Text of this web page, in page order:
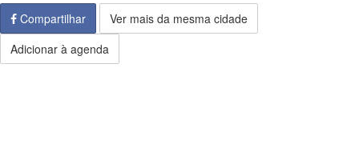
Compartilhar
Ver mais da mesma cidade
Adicionar à agenda